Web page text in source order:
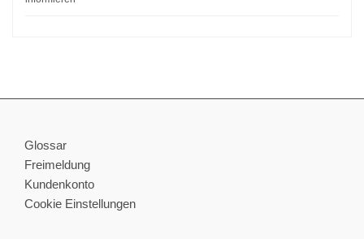
Glossar
Freimeldung
Kundenkonto
Cookie Einstellungen